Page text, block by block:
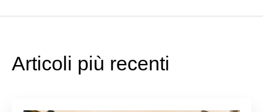
Articoli più recenti